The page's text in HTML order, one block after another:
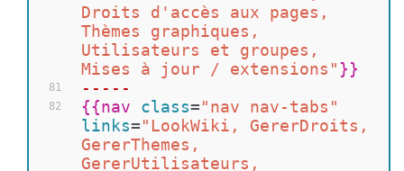
81
82
Droits d'accès aux pages,
Thèmes graphiques,
Utilisateurs et groupes,
Mises à jour / extensions" }}
-----
{{nav class="nav nav-tabs"
links="LookWiki, GererDroits,
GererThemes,
GererUtilisateurs,